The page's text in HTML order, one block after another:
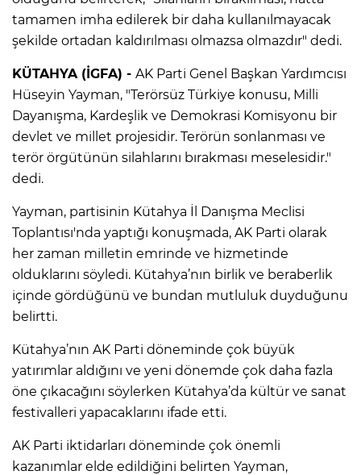
tamamen imha edilerek bir daha kullanılmayacak
şekilde ortadan kaldırılması olmazsa olmazdır" dedi.
KÜTAHYA (İGFA) - AK Parti Genel Başkan Yardımcısı
Hüseyin Yayman, "Terörsüz Türkiye konusu, Milli
Dayanışma, Kardeşlik ve Demokrasi Komisyonu bir
devlet ve millet projesidir. Terörün sonlanması ve
terör örgütünün silahlarını bırakması meselesidir."
dedi.
Yayman, partisinin Kütahya İl Danışma Meclisi
Toplantısı'nda yaptığı konuşmada, AK Parti olarak
her zaman milletin emrinde ve hizmetinde
olduklarını söyledi. Kütahya’nın birlik ve beraberlik
içinde gördüğünü ve bundan mutluluk duyduğunu
belirtti.
Kütahya’nın AK Parti döneminde çok büyük
yatırımlar aldığını ve yeni dönemde çok daha fazla
öne çıkacağını söylerken Kütahya’da kültür ve sanat
festivalleri yapacaklarını ifade etti.
AK Parti iktidarları döneminde çok önemli
kazanımlar elde edildiğini belirten Yayman,